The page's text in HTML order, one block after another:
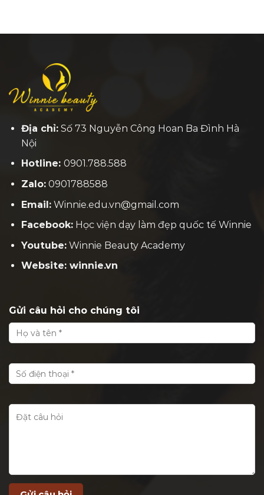
Địa chỉ:Số 73 Nguyễn Công Hoan Ba Đình Hà
Nội
Hotline: 0901.788.588
Zalo:0901788588
Email:Winnie.edu.vn@gmail.com
Facebook:Học viện dạy làm đẹp quốc tế Winnie
Youtube:Winnie Beauty Academy
Website: winnie.vn
Gửi câu hỏi cho chúng tôi